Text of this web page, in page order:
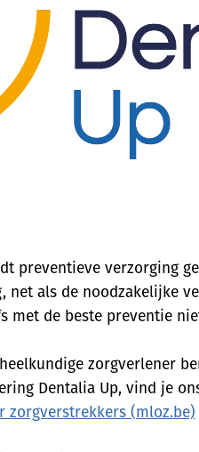
preventieve verzorging
net als de noodzakelijke
met de beste preventie
zorgverlener
Dentalia Up, vind je
zorgverstrekkers (mloz.be)